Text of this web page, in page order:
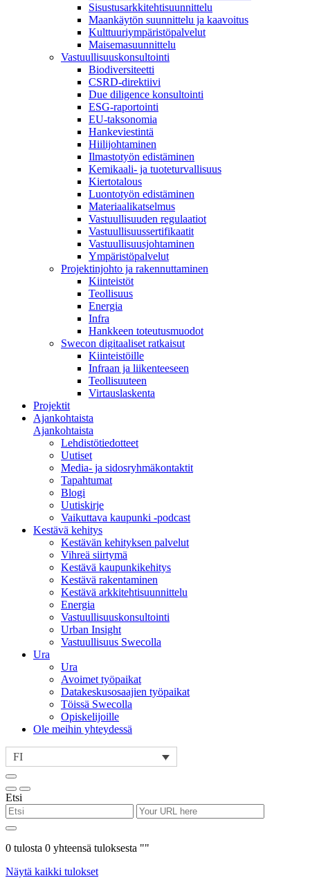
Sisustusarkkitehtisuunnittelu
Maankäytön suunnittelu ja kaavoitus
Kulttuuriympäristöpalvelut
Maisemasuunnittelu
Vastuullisuuskonsultointi
Biodiversiteetti
CSRD-direktiivi
Due diligence konsultointi
ESG-raportointi
EU-taksonomia
Hankeviestintä
Hiilijohtaminen
Ilmastotyön edistäminen
Kemikaali- ja tuoteturvallisuus
Kiertotalous
Luontotyön edistäminen
Materiaalikatselmus
Vastuullisuuden regulaatiot
Vastuullisuussertifikaatit
Vastuullisuusjohtaminen
Ympäristöpalvelut
Projektinjohto ja rakennuttaminen
Kiinteistöt
Teollisuus
Energia
Infra
Hankkeen toteutusmuodot
Swecon digitaaliset ratkaisut
Kiinteistöille
Infraan ja liikenteeseen
Teollisuuteen
Virtauslaskenta
Projektit
Ajankohtaista
Ajankohtaista
Lehdistötiedotteet
Uutiset
Media- ja sidosryhmäkontaktit
Tapahtumat
Blogi
Uutiskirje
Vaikuttava kaupunki -podcast
Kestävä kehitys
Kestävän kehityksen palvelut
Vihreä siirtymä
Kestävä kaupunkikehitys
Kestävä rakentaminen
Kestävä arkkitehtisuunnittelu
Energia
Vastuullisuuskonsultointi
Urban Insight
Vastuullisuus Swecolla
Ura
Ura
Avoimet työpaikat
Datakeskusosaajien työpaikat
Töissä Swecolla
Opiskelijoille
Ole meihin yhteydessä
FI
Etsi
0 tulosta 0 yhteensä tuloksesta ""
Näytä kaikki tulokset